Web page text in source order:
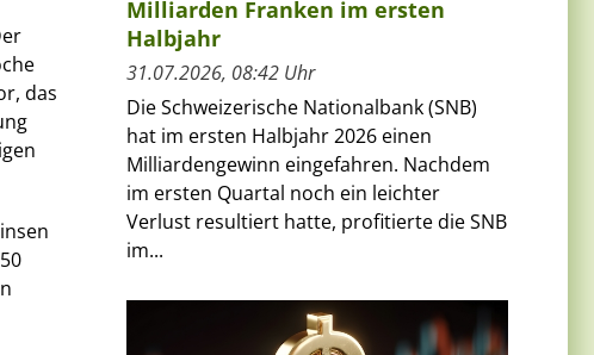
das
Milliarden Franken im ersten
Halbjahr
31.07.2026, 08:42 Uhr
Die Schweizerische Nationalbank (SNB)
hat im ersten Halbjahr 2026 einen
Milliardengewinn eingefahren. Nachdem
im ersten Quartal noch ein leichter
Verlust resultiert hatte, profitierte die SNB
im...